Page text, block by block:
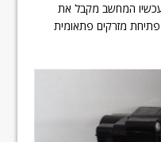
המחשב מקבל את
מזרקים פתאומית